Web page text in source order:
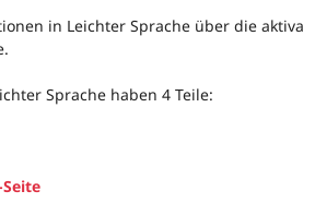
in Leichter Sprache über die aktiva
Sprache haben 4 Teile: